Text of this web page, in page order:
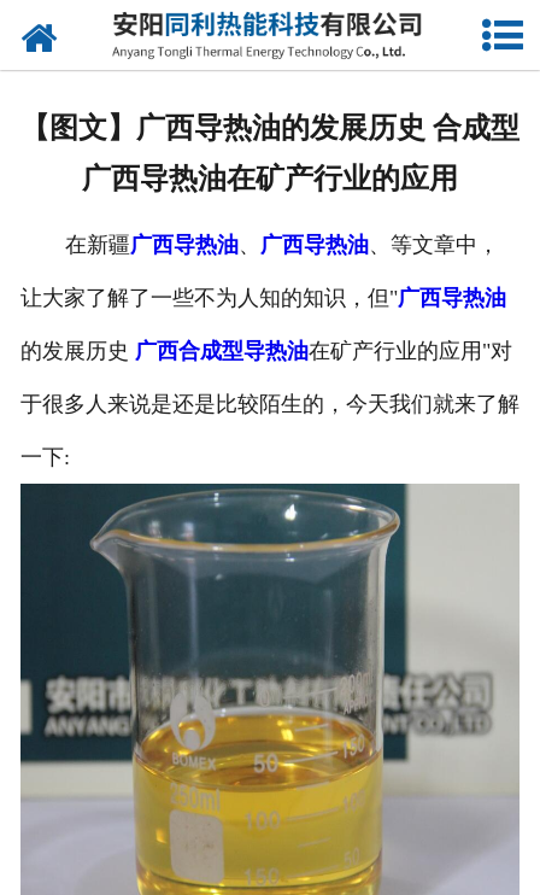
网站首页
【图文】广西导热油的发展历史 合成型
广西导热油在矿产行业的应用
在新疆广西导热油、 广西导热油、等文章中，
让大家了解了一些不为人知的知识，但"广西导热油
的发展历史 广西合成型导热油在矿产行业的应用"对
于很多人来说是还是比较陌生的，今天我们就来了解
一下: